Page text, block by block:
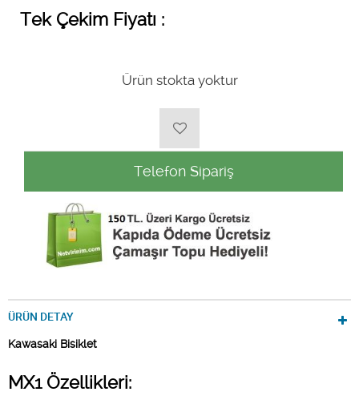
Tek Çekim Fiyatı :
Ürün stokta yoktur
Telefon Sipariş
ÜRÜN DETAY
Kawasaki Bisiklet
MX1 Özellikleri: